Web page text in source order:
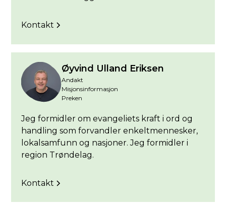
Kontakt
Øyvind Ulland Eriksen
Andakt
Misjonsinformasjon
Preken
Jeg formidler om evangeliets kraft i ord og
handling som forvandler enkeltmennesker,
lokalsamfunn og nasjoner. Jeg formidler i
region Trøndelag.
Kontakt